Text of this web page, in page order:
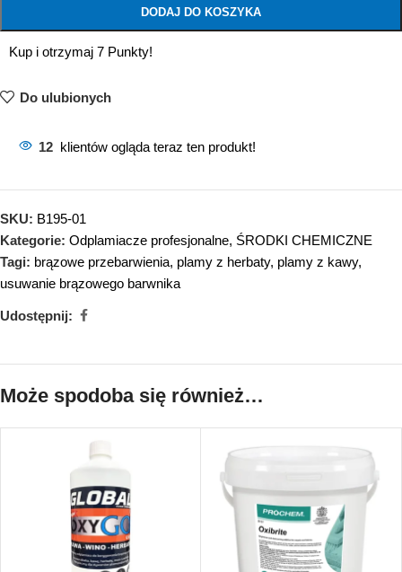
DODAJ DO KOSZYKA
Kup i otrzymaj 7 Punkty!
Do ulubionych
12 klientów ogląda teraz ten produkt!
SKU: B195-01
Kategorie: Odplamiacze profesjonalne, ŚRODKI CHEMICZNE
Tagi: brązowe przebarwienia, plamy z herbaty, plamy z kawy,
usuwanie brązowego barwnika
Udostępnij:
Może spodoba się również…